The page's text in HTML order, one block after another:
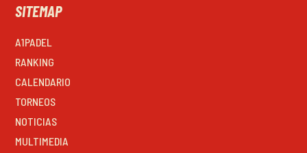
SITEMAP
A1PADEL
RANKING
CALENDARIO
TORNEOS
NOTICIAS
MULTIMEDIA